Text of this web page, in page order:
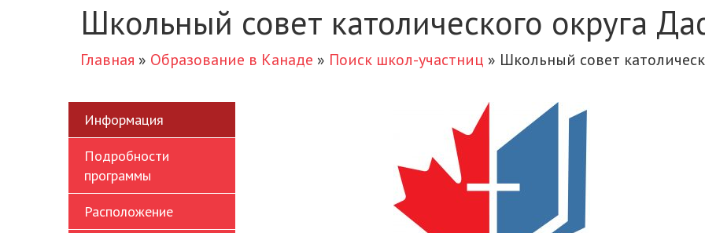
Школьный совет католического округа
Главная » Образование в Канаде » Поиск школ-участниц » Школьный совет
Информация
Подробности
программы
Расположение